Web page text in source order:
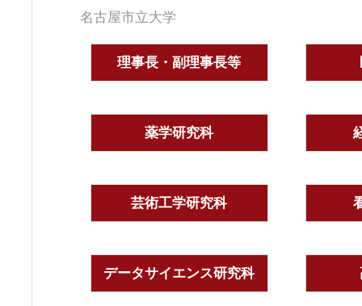
名古屋市立大学
理事長・副理事長等
薬学研究科
芸術工学研究科
データサイエンス研究科